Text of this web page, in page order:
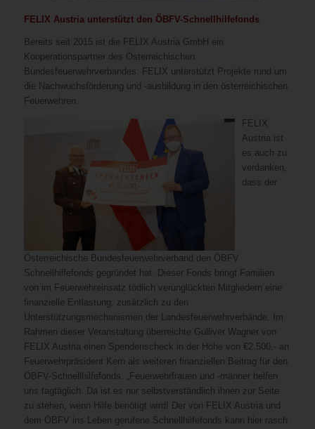
FELIX Austria unterstützt den ÖBFV-Schnellhilfefonds
Bereits seit 2015 ist die FELIX Austria GmbH ein
Kooperationspartner des Österreichischen
Bundesfeuerwehrverbandes. FELIX unterstützt Projekte rund um
die Nachwuchsförderung und -ausbildung in den österreichischen
Feuerwehren.
FELIX
Austria ist
es auch zu
verdanken,
dass der
Österreichische Bundesfeuerwehrverband den ÖBFV
Schnellhilfefonds gegründet hat. Dieser Fonds bringt Familien
von im Feuerwehreinsatz tödlich verunglückten Mitgliedern eine
finanzielle Entlastung, zusätzlich zu den
Unterstützungsmechanismen der Landesfeuerwehrverbände. Im
Rahmen dieser Veranstaltung überreichte Gulliver Wagner von
FELIX Austria einen Spendenscheck in der Höhe von €2.500,- an
Feuerwehrpräsident Kern als weiteren finanziellen Beitrag für den
ÖBFV-Schnellhilfefonds. „Feuerwehrfrauen und -männer helfen
uns tagtäglich. Da ist es nur selbstverständlich ihnen zur Seite
zu stehen, wenn Hilfe benötigt wird! Der von FELIX Austria und
dem ÖBFV ins Leben gerufene Schnellhilfefonds kann hier rasch